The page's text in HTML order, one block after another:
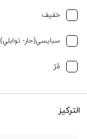
تيربيني
جلد
جوز الهند
حامِض
خفیف
سبایسي(حار- توابلي)
مُرّ
التركيز